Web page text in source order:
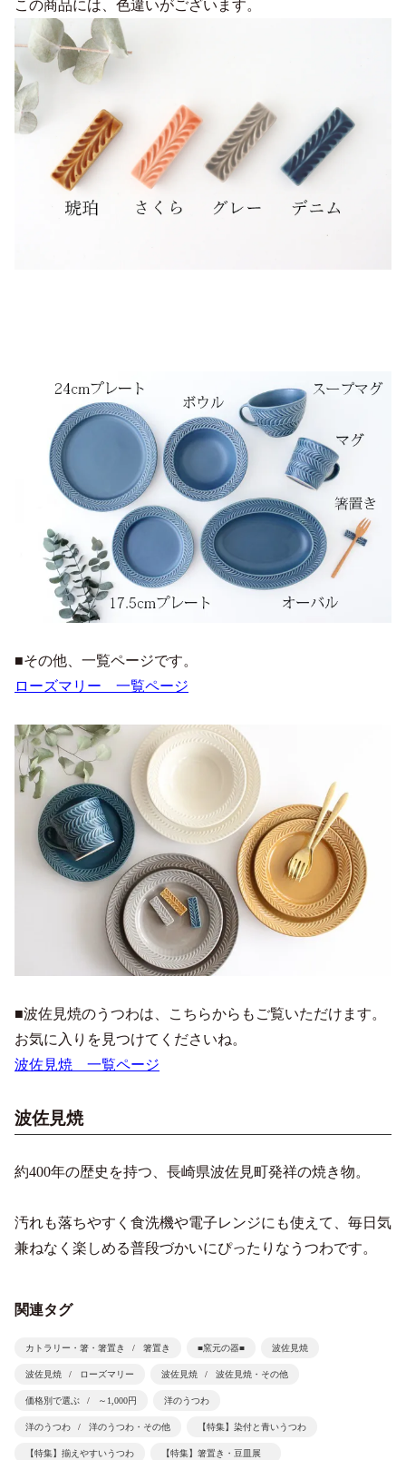
この商品には、色違いがございます。
■その他、一覧ページです。
ローズマリー 一覧ページ
■波佐見焼のうつわは、こちらからもご覧いただけます。
お気に入りを見つけてくださいね。
波佐見焼 一覧ページ
波佐見焼
約400年の歴史を持つ、長崎県波佐見町発祥の焼き物。
汚れも落ちやすく食洗機や電子レンジにも使えて、毎日気
兼ねなく楽しめる普段づかいにぴったりなうつわです。
関連タグ
カトラリー・箸・箸置き 箸置き ■窯元の器■ 波佐見焼
波佐見焼 ローズマリー 波佐見焼 波佐見焼・その他
価格別で選ぶ ～1,000円 洋のうつわ
洋のうつわ 洋のうつわ・その他 【特集】染付と青いうつわ
【特集】揃えやすいうつわ 【特集】箸置き・豆皿展